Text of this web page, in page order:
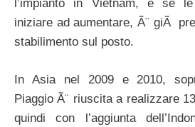
l’impianto in Vietnam, e se
iniziare ad aumentare, Ã¨ giÃ
stabilimento sul posto.
In Asia nel 2009 e 2010,
Piaggio Ã¨ riuscita a realizzare
quindi con l’aggiunta